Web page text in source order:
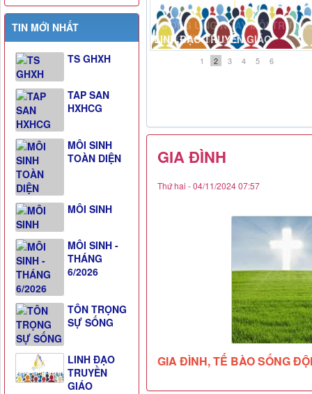
HƯỞNG ỨNG NGÀY MÔI
THẾ GIỚI 05.6.2026
1 2 3 4 5 6
GIA ĐÌNH
Thứ hai - 04/11/2024 07:57
GIA ĐÌNH, TẾ BÀO SỐNG
TIN MỚI NHẤT
TS GHXH
TAP SAN
HXHCG
MÔI SINH
TOÀN DIỆN
MÔI SINH
MÔI SINH -
THÁNG
6/2026
TÔN TRỌNG
SỰ SỐNG
LINH ĐẠO
TRUYỀN
GIÁO